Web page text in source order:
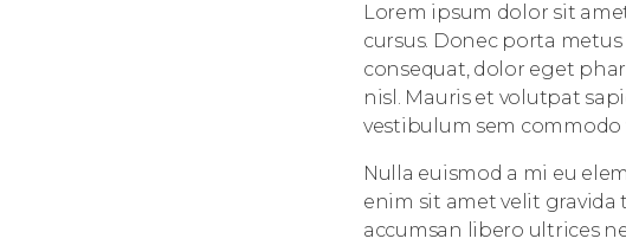
Lorem ipsum dolor sit
cursus. Donec porta
consequat, dolor eget
nisl. Mauris et volutpat
vestibulum sem commodo
Nulla euismod a mi eu
enim sit amet velit gravida
accumsan libero ultrices